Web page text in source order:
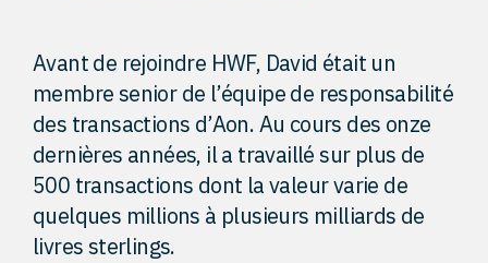
Avant de rejoindre HWF, David était un
membre senior de l’équipe de responsabilité
des transactions d’Aon. Au cours des onze
dernières années, il a travaillé sur plus de
500 transactions dont la valeur varie de
quelques millions à plusieurs milliards de
livres sterlings.